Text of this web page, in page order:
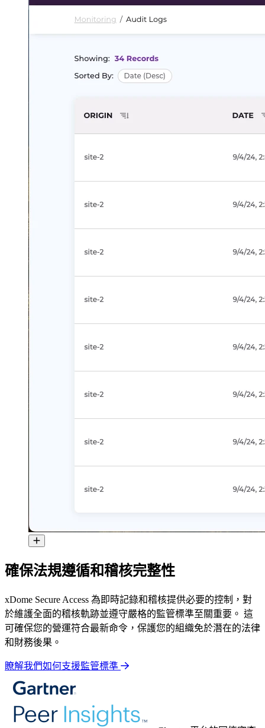
確保法規遵循和稽核完整性
xDome Secure Access 為即時記錄和稽核提供必要的控制，對
於維護全面的稽核軌跡並遵守嚴格的監管標準至關重要。 這
可確保您的營運符合最新命令，保護您的組織免於潛在的法律
和財務後果。
瞭解我們如何支援監管標準